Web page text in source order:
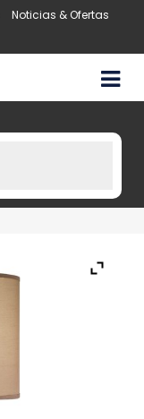
Noticias & Ofertas